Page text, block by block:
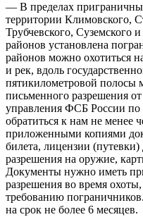
— В пределах
территории Климовского,
Трубчевского, Суземского
районов установлена
районов можно охотиться
и рек, вдоль
пятикилометровой полосы
письменного разрешения
управления ФСБ России по
обратиться к нам не менее
приложенными копиями
билета, лицензии (путевки)
разрешения на оружие,
Документы нужно иметь
разрешения во время
требованию
на срок не более 6 месяцев.